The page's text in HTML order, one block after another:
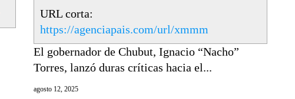
URL corta:
https://agenciapais.com/url/xmmm
El gobernador de Chubut, Ignacio “Nacho”
Torres, lanzó duras críticas hacia el...
agosto 12, 2025